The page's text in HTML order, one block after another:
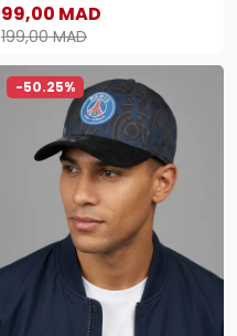
99,00 MAD
199,00 MAD
-50.25%